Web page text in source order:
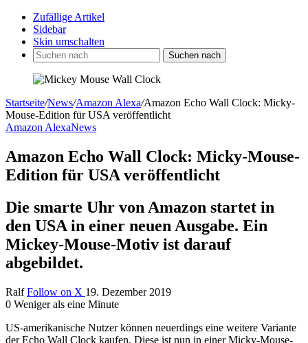
Zufällige Artikel
Sidebar
Skin umschalten
Suchen nach
Startseite/News/Amazon Alexa/Amazon Echo Wall Clock: Micky-
Mouse-Edition für USA veröffentlicht
Amazon AlexaNews
Amazon Echo Wall Clock: Micky-Mouse-
Edition für USA veröffentlicht
Die smarte Uhr von Amazon startet in
den USA in einer neuen Ausgabe. Ein
Mickey-Mouse-Motiv ist darauf
abgebildet.
Ralf Follow on X 19. Dezember 2019
0 Weniger als eine Minute
US-amerikanische Nutzer können neuerdings eine weitere Variante
der Echo Wall Clock kaufen. Diese ist nun in einer Micky-Mouse-